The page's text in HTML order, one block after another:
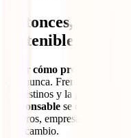
Entonces,
sostenible?
Saber cómo promover el
que nunca. Frente a los
de destinos y la pérdida de
responsable se convierte
viajeros, empresas
este cambio.